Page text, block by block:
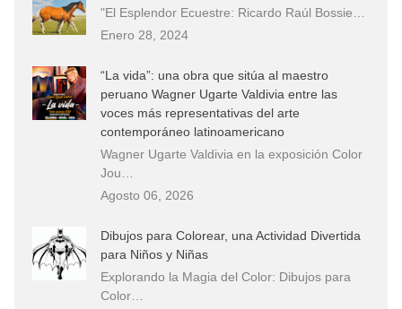
"El Esplendor Ecuestre: Ricardo Raúl Bossie…
Enero 28, 2024
“La vida”: una obra que sitúa al maestro
peruano Wagner Ugarte Valdivia entre las
voces más representativas del arte
contemporáneo latinoamericano
Wagner Ugarte Valdivia en la exposición Color
Jou…
Agosto 06, 2026
Dibujos para Colorear, una Actividad Divertida
para Niños y Niñas
Explorando la Magia del Color: Dibujos para
Color…